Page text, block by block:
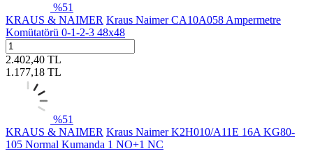
%51
KRAUS & NAIMER Kraus Naimer CA10A058 Ampermetre
Komütatörü 0-1-2-3 48x48
2.402,40 TL
1.177,18 TL
%51
KRAUS & NAIMER Kraus Naimer K2H010/A11E 16A KG80-
105 Normal Kumanda 1 NO+1 NC